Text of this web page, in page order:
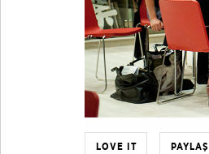
LOVE IT PAYLAŞ